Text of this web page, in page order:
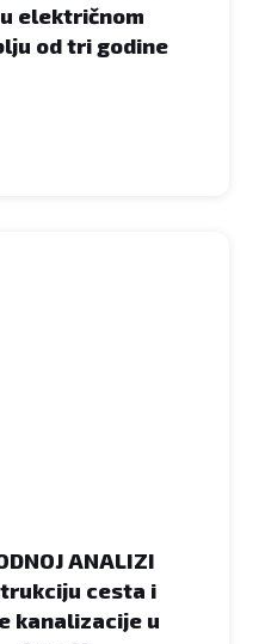
električnom
od tri godine
ANALIZI
cesta i
kanalizacije u